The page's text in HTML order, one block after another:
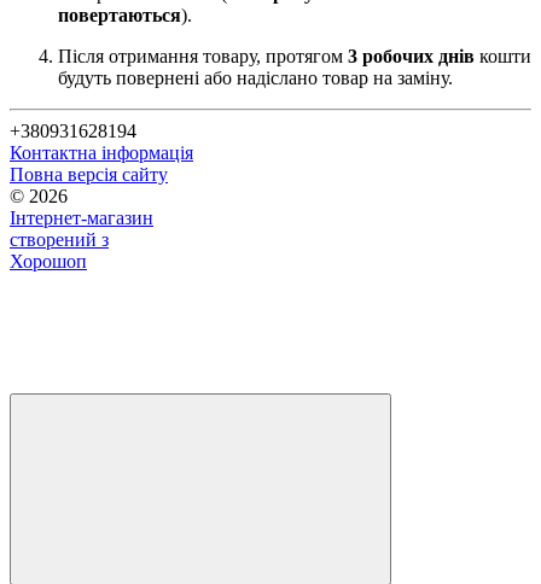
повертаються).
Після отримання товару, протягом 3 робочих днів кошти
будуть повернені або надіслано товар на заміну.
+380931628194
Контактна інформація
Повна версія сайту
© 2026
Інтернет-магазин
створений з
Хорошоп